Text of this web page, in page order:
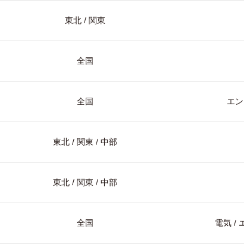
東北 / 関東
全国
全国 エ
東北 / 関東 / 中部
東北 / 関東 / 中部
全国 電気 /